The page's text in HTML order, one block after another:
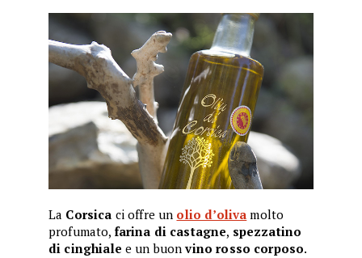
La Corsica ci offre un olio d’oliva molto
profumato, farina di castagne, spezzatino
di cinghiale e un buonvino rosso corposo.